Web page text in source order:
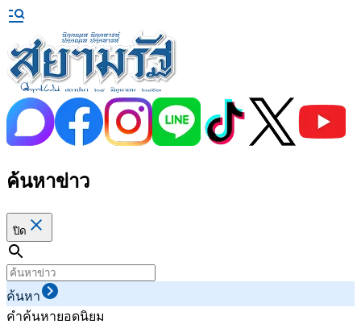
ค้นหาข่าว
ปิด
ค้นหา
คำค้นหายอดนิยม